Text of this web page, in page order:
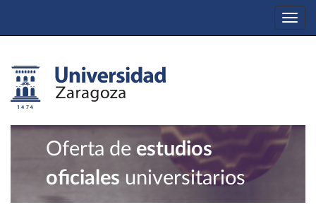
Oferta de estudios
oficiales universitarios